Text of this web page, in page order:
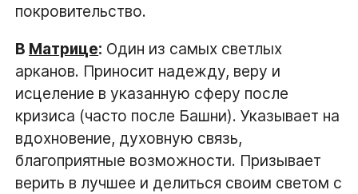
покровительство.
В Матрице: Один из самых светлых
арканов. Приносит надежду, веру и
исцеление в указанную сферу после
кризиса (часто после Башни). Указывает на
вдохновение, духовную связь,
благоприятные возможности. Призывает
верить в лучшее и делиться своим светом с